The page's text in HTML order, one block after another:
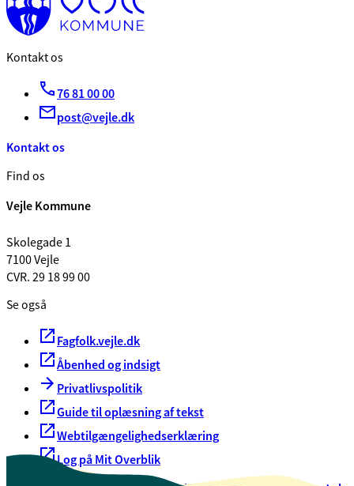
Kontakt os
76 81 00 00
post@vejle.dk
Kontakt os
Find os
Vejle Kommune
Skolegade 1
7100 Vejle
CVR. 29 18 99 00
Se også
Fagfolk.vejle.dk
Åbenhed og indsigt
Privatlivspolitik
Guide til oplæsning af tekst
Webtilgængelighedserklæring
Log på Mit Overblik